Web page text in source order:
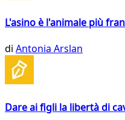
L'asino è l'animale più
di Antonia Arslan
Dare ai figli la libertà di